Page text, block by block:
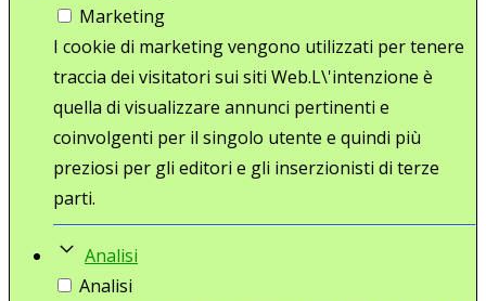
Marketing
I cookie di marketing vengono utilizzati per tenere
traccia dei visitatori sui siti Web.L\'intenzione è
quella di visualizzare annunci pertinenti e
coinvolgenti per il singolo utente e quindi più
preziosi per gli editori e gli inserzionisti di terze
parti.
Analisi
Analisi